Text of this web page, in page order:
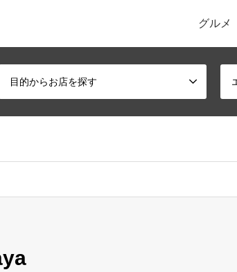
グルメ
目的からお店を探す